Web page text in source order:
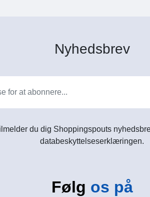
Nyhedsbrev
du dig Shoppingspouts
databeskyttelseserklæringen.
Følg os på